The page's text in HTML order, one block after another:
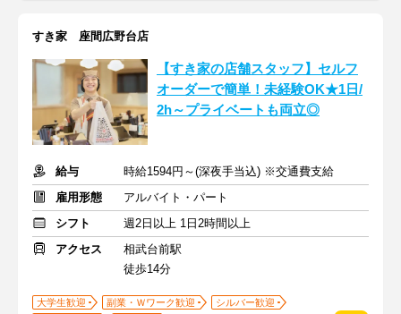
すき家 座間広野台店
【すき家の店舗スタッフ】セルフ
オーダーで簡単！未経験OK★1日/
2h～プライベートも両立◎
給与
時給1594円～(深夜手当込) ※交通費支給
雇用形態
アルバイト・パート
シフト
週2日以上 1日2時間以上
アクセス
相武台前駅
徒歩14分
大学生歓迎 副業・Ｗワーク歓迎
シルバー歓迎